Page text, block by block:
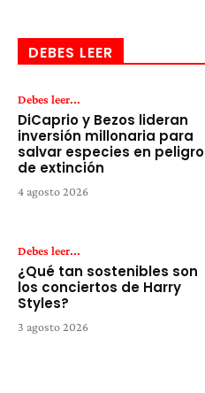
DEBES LEER
Debes leer...
DiCaprio y Bezos lideran
inversión millonaria para
salvar especies en peligro
de extinción
4 agosto 2026
Debes leer...
¿Qué tan sostenibles son
los conciertos de Harry
Styles?
3 agosto 2026